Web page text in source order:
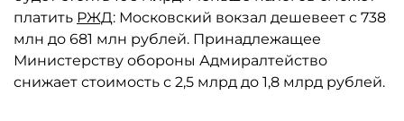
платить РЖД: Московский вокзал дешевеет с 738
млн до 681 млн рублей. Принадлежащее
Министерству обороны Адмиралтейство
снижает стоимость с 2,5 млрд до 1,8 млрд рублей.